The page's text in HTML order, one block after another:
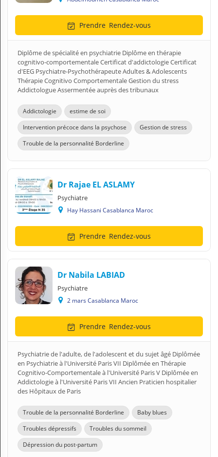
Prendre Rendez-vous
Diplôme de spécialité en psychiatrie Diplôme en thérapie
cognitivo-comportementale Certificat d'addictologie Certificat
d'EEG Psychiatre-Psychothérapeute Adultes & Adolescents
Thérapie Cognitivo Comportementale Gestion du stress
Addictologue Assermentée auprès des tribunaux
Addictologie
estime de soi
Intervention précoce dans la psychose
Gestion de stress
Trouble de la personnalité Borderline
Dr Rajae EL ASLAMY
Psychiatre
Hay Hassani Casablanca Maroc
Prendre Rendez-vous
Dr Nabila LABIAD
Psychiatre
2 mars Casablanca Maroc
Prendre Rendez-vous
Psychiatrie de l'adulte, de l'adolescent et du sujet âgé Diplômée
en Psychiatrie à l'Université Paris VII Diplômée en Thérapie
Cognitivo-Comportementale à l'Université Paris V Diplômée en
Addictologie à l'Université Paris VII Ancien Praticien hospitalier
des Hôpitaux de Paris
Trouble de la personnalité Borderline
Baby blues
Troubles dépressifs
Troubles du sommeil
Dépression du post-partum